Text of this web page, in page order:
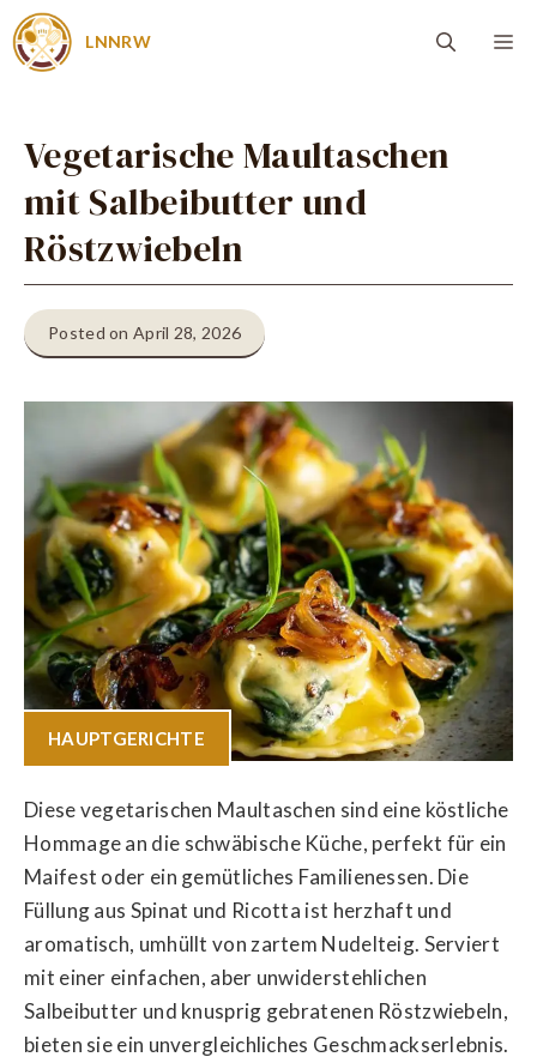
Zum
Inhalt
LNNRW
Vegetarische Maultaschen
mit Salbeibutter und
Röstzwiebeln
Posted on April 28, 2026
HAUPTGERICHTE
Diese vegetarischen Maultaschen sind eine köstliche
Hommage an die schwäbische Küche, perfekt für ein
Maifest oder ein gemütliches Familienessen. Die
Füllung aus Spinat und Ricotta ist herzhaft und
aromatisch, umhüllt von zartem Nudelteig. Serviert
mit einer einfachen, aber unwiderstehlichen
Salbeibutter und knusprig gebratenen Röstzwiebeln,
bieten sie ein unvergleichliches Geschmackserlebnis.